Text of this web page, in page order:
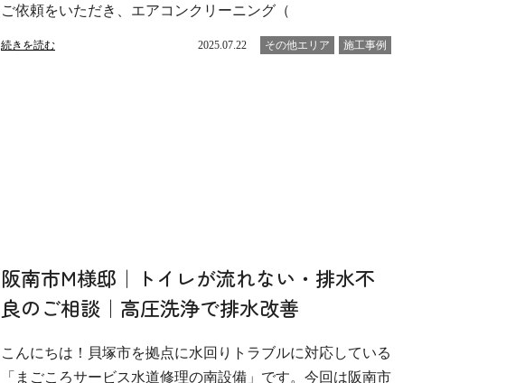
ご依頼をいただき、エアコンクリーニング（
続きを読む 2025.07.22 その他エリア 施工事例
阪南市M様邸｜トイレが流れない・排水不
良のご相談｜高圧洗浄で排水改善
こんにちは！貝塚市を拠点に水回りトラブルに対応している
「まごころサービス水道修理の南設備」です。今回は阪南市